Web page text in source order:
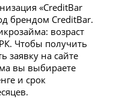
«CreditBar
брендом CreditBar.
возраст
Чтобы получить
заявку на сайте
вы выбираете
и срок